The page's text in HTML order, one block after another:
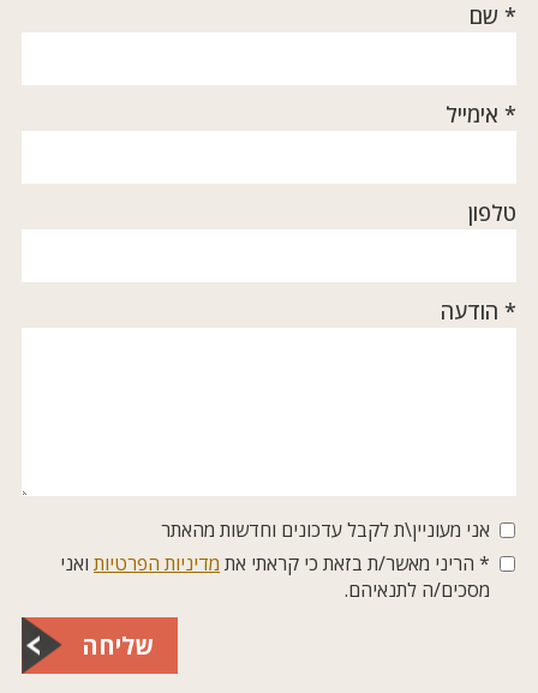
* שם
* אימייל
טלפון
* הודעה
אני מעוניין\ת לקבל עדכונים וחדשות מהאתר
* הריני מאשר/ת בזאת כי קראתי את מדיניות הפרטיות ואני
מסכים/ה לתנאיהם.
שליחה